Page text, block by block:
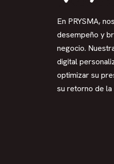
En PRYSMA,
desempeño y
negocio.
digital
optimizar su
su retorno de la